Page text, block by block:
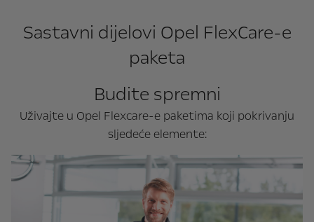
Sastavni dijelovi Opel FlexCare-e
paketa
Budite spremni
Uživajte u Opel Flexcare-e paketima koji pokrivanju
sljedeće elemente: